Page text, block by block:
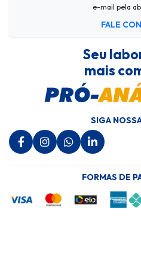
e-mail pela
FALE
Seu
mais
SIGA
FORMAS DE